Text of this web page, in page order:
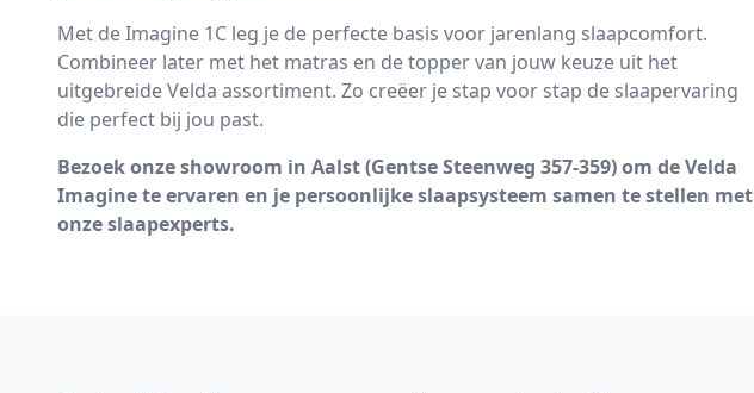
Met de Imagine 1C leg je de perfecte basis voor jarenlang slaapcomfort.
Combineer later met het matras en de topper van jouw keuze uit het
uitgebreide Velda assortiment. Zo creëer je stap voor stap de slaapervaring
die perfect bij jou past.
Bezoek onze showroom in Aalst (Gentse Steenweg 357-359) om de Velda
Imagine te ervaren en je persoonlijke slaapsysteem samen te stellen met
onze slaapexperts.